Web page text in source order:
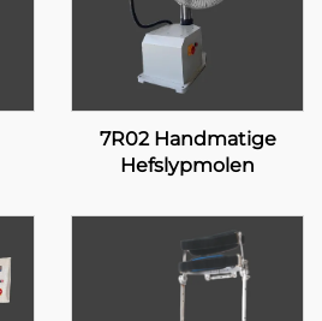
7R02 Handmatige
Hefslypmolen